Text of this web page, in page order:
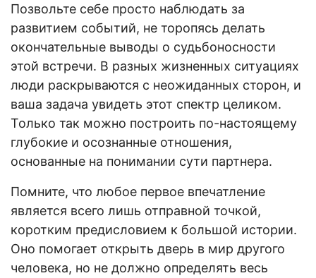
Позвольте себе просто наблюдать за
развитием событий, не торопясь делать
окончательные выводы о судьбоносности
этой встречи. В разных жизненных ситуациях
люди раскрываются с неожиданных сторон, и
ваша задача увидеть этот спектр целиком.
Только так можно построить по-настоящему
глубокие и осознанные отношения,
основанные на понимании сути партнера.
Помните, что любое первое впечатление
является всего лишь отправной точкой,
коротким предисловием к большой истории.
Оно помогает открыть дверь в мир другого
человека, но не должно определять весь